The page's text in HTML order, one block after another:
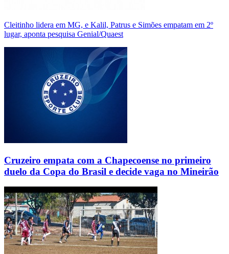
Cleitinho lidera em MG, e Kalil, Patrus e Simões empatam em 2º
lugar, aponta pesquisa Genial/Quaest
Cruzeiro empata com a Chapecoense no primeiro
duelo da Copa do Brasil e decide vaga no Mineirão